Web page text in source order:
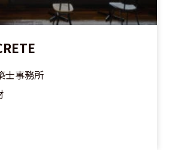
士事務所